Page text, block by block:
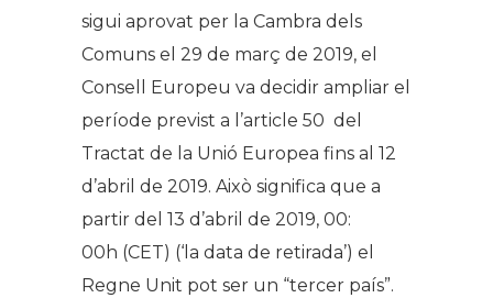
sigui aprovat per la Cambra dels
Comuns el 29 de març de 2019, el
Consell Europeu va decidir ampliar el
període previst a l’article 50 del
Tractat de la Unió Europea fins al 12
d’abril de 2019. Això significa que a
partir del 13 d’abril de 2019, 00:
00h (CET) (‘la data de retirada’) el
Regne Unit pot ser un “tercer país”.